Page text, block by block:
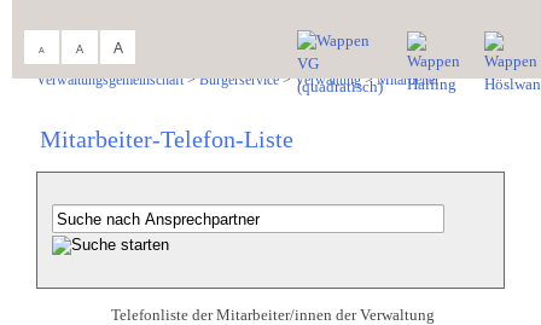
A A A
Verwaltungsgemeinschaft>Bürgerservice>Verwaltung>Mitarbeiter
Mitarbeiter-Telefon-Liste
Telefonliste der Mitarbeiter/innen der Verwaltung